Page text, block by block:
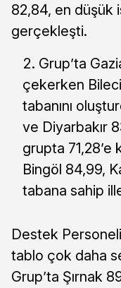
82,84, en düşük
gerçekleşti.
Grup’ta
çekerken
tabanını
ve Diyarbakır
grupta 71,28’e
Bingöl 84,99,
tabana sahip
Destek
tablo çok daha
Grup’ta Şırnak